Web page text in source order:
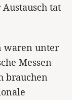
tat
waren unter
Messen
brauchen